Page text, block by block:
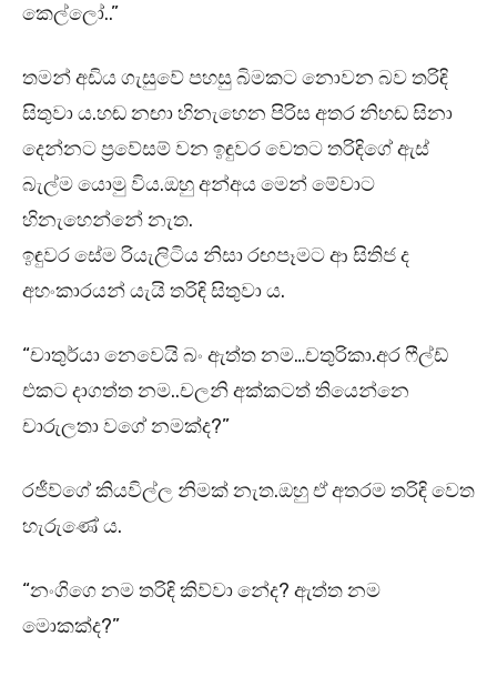
කෙල්ලෝ..”
තමන් අඩිය ගැසුවේ පහසු බිමකට නොවන බව තරිඳි
සිතුවා ය.හඬ නඟා හිනැහෙන පිරිස අතර නිහඬ සිනා
දෙන්නට ප්‍රවේසම් වන ඉඳුවර වෙතට තරිඳිගේ ඇස්
බැල්ම යොමු විය.ඔහු අන්අය මෙන් මේවාට
හිනැහෙන්නේ නැත.
ඉඳුවර සේම රියැලිටිය නිසා රඟපෑමට ආ සිතිජ ද
අහංකාරයන් යැයි තරිඳි සිතුවා ය.
“චාතුර්යා නෙවෙයි බං ඇත්ත නම…චතුරිකා.අර ෆීල්ඩ්
එකට දාගත්ත නම..චලනි අක්කටත් තියෙන්නෙ
චාරුලතා වගේ නමක්ද?”
රජීව්ගේ කියවිල්ල නිමක් නැත.ඔහු ඒ අතරම තරිඳි වෙත
හැරුණේ ය.
“නංගිගෙ නම තරිඳි කිව්වා නේද? ඇත්ත නම
මොකක්ද?”